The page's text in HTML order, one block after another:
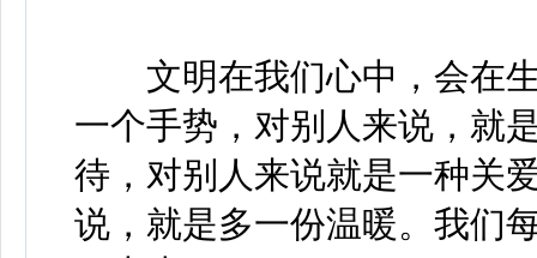
文明在我们心中，会在生
一个手势，对别人来说，就
待，对别人来说就是一种关
说，就是多一份温暖。我们